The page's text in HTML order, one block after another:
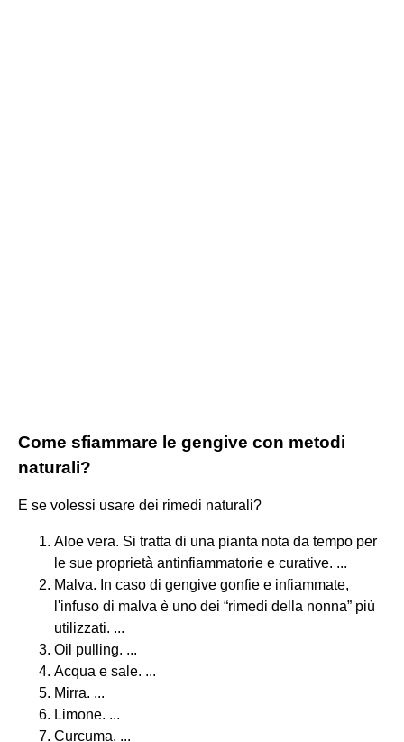
Come sfiammare le gengive con metodi
naturali?
E se volessi usare dei rimedi naturali?
Aloe vera. Si tratta di una pianta nota da tempo per
le sue proprietà antinfiammatorie e curative. ...
Malva. In caso di gengive gonfie e infiammate,
l'infuso di malva è uno dei “rimedi della nonna” più
utilizzati. ...
Oil pulling. ...
Acqua e sale. ...
Mirra. ...
Limone. ...
Curcuma. ...